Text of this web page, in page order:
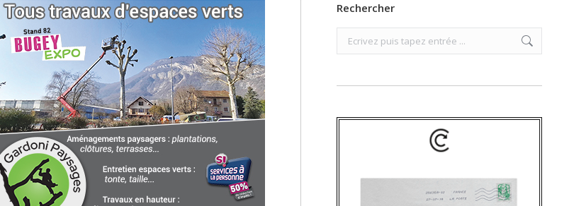
Rechercher
Search: